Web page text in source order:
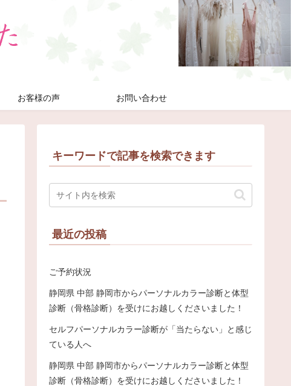
お客様の声 お問い合わせ
キーワードで記事を検索できます
最近の投稿
ご予約状況
静岡県 中部 静岡市からパーソナルカラー診断と体型
診断（骨格診断）を受けにお越しくださいました！
セルフパーソナルカラー診断が「当たらない」と感じ
ている人へ
静岡県 中部 静岡市からパーソナルカラー診断と体型
診断（骨格診断）を受けにお越しくださいました！